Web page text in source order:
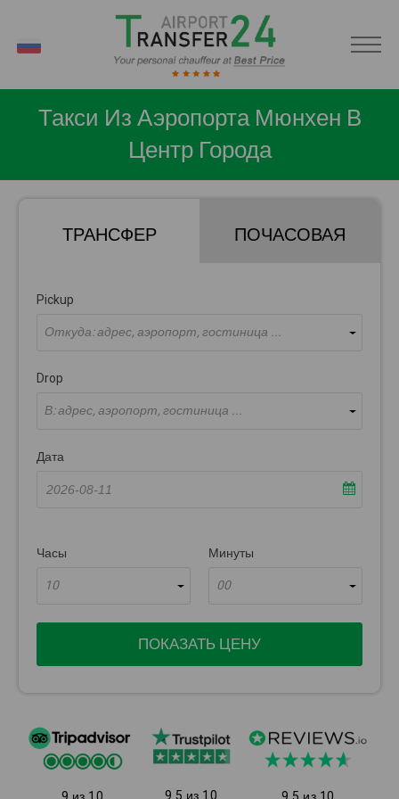
Такси Из Аэропорта Мюнхен В
Центр Города
ТРАНСФЕР ПОЧАСОВАЯ
Pickup
Откуда: адрес, аэропорт, гостиница ...
Drop
В: адрес, аэропорт, гостиница ...
Дата
Часы
10
Минуты
00
ПОКАЗАТЬ ЦЕНУ